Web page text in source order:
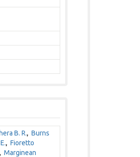
B. R., Burns
, Fioretto
, Marginean